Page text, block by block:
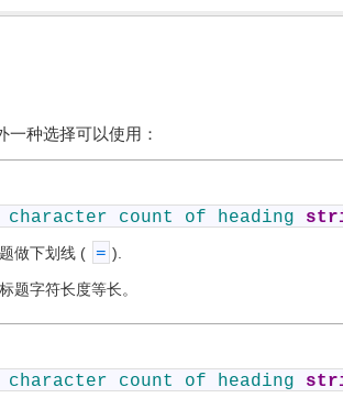
种选择可以使用：
character count of heading
做下划线 ( = ).
题字符长度等长。
character count of heading